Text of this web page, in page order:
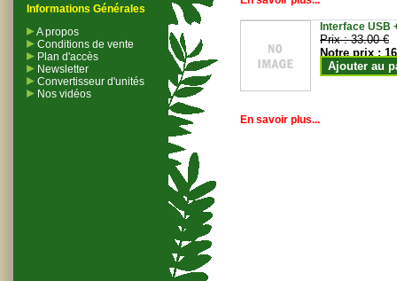
Informations Générales
A propos
Conditions de vente
Plan d'accès
Newsletter
Convertisseur d'unités
Nos vidéos
Interface USB
Prix :33.00 €
Notre prix :
Ajouter au
En savoir plus...